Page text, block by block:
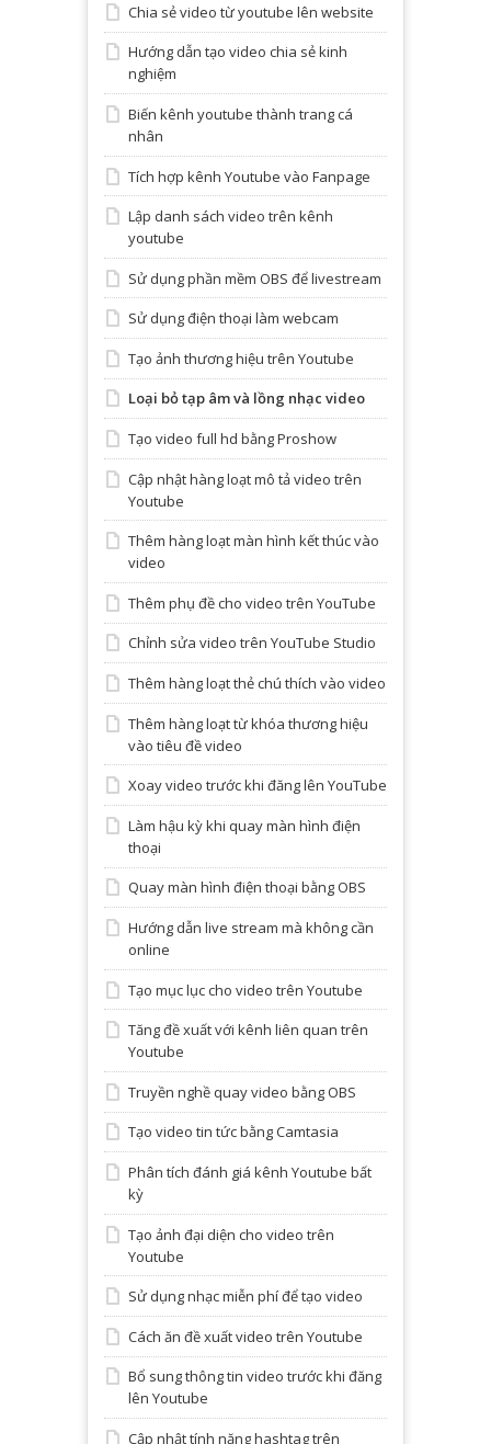
Chia sẻ video từ youtube lên website
Hướng dẫn tạo video chia sẻ kinh
nghiệm
Biến kênh youtube thành trang cá
nhân
Tích hợp kênh Youtube vào Fanpage
Lập danh sách video trên kênh
youtube
Sử dụng phần mềm OBS để livestream
Sử dụng điện thoại làm webcam
Tạo ảnh thương hiệu trên Youtube
Loại bỏ tạp âm và lồng nhạc video
Tạo video full hd bằng Proshow
Cập nhật hàng loạt mô tả video trên
Youtube
Thêm hàng loạt màn hình kết thúc vào
video
Thêm phụ đề cho video trên YouTube
Chỉnh sửa video trên YouTube Studio
Thêm hàng loạt thẻ chú thích vào video
Thêm hàng loạt từ khóa thương hiệu
vào tiêu đề video
Xoay video trước khi đăng lên YouTube
Làm hậu kỳ khi quay màn hình điện
thoại
Quay màn hình điện thoại bằng OBS
Hướng dẫn live stream mà không cần
online
Tạo mục lục cho video trên Youtube
Tăng đề xuất với kênh liên quan trên
Youtube
Truyền nghề quay video bằng OBS
Tạo video tin tức bằng Camtasia
Phân tích đánh giá kênh Youtube bất
kỳ
Tạo ảnh đại diện cho video trên
Youtube
Sử dụng nhạc miễn phí để tạo video
Cách ăn đề xuất video trên Youtube
Bổ sung thông tin video trước khi đăng
lên Youtube
Cập nhật tính năng hashtag trên